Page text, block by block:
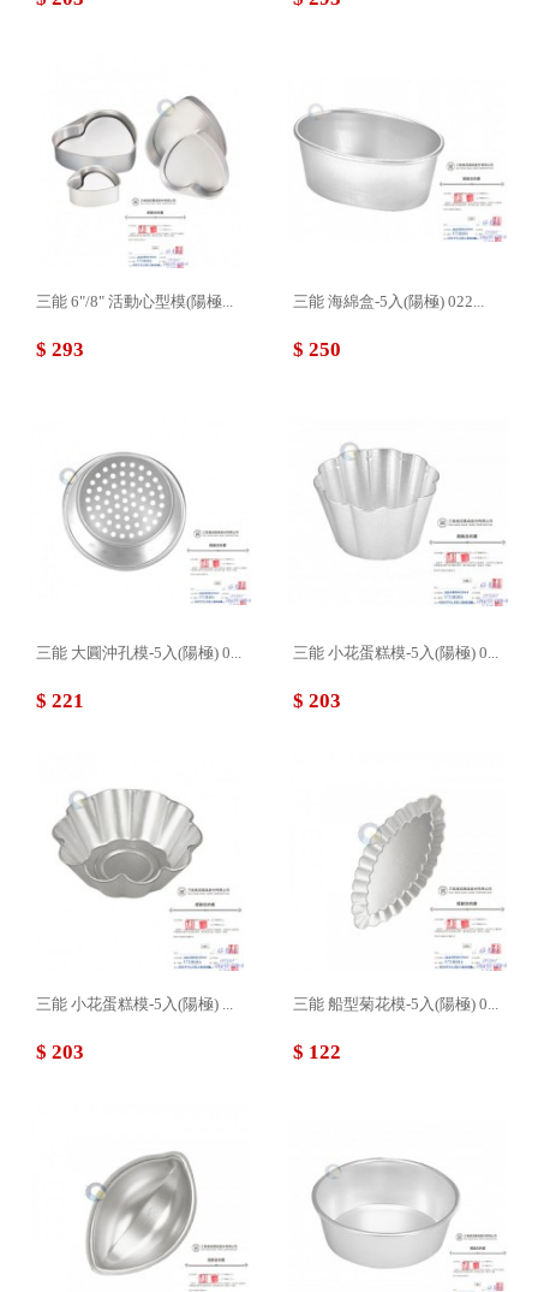
三能 6"/8" 活動心型模(陽極...
$ 293
三能 海綿盒-5入(陽極) 022...
$ 250
三能 大圓沖孔模-5入(陽極) 0...
$ 221
三能 小花蛋糕模-5入(陽極) 0...
$ 203
三能 小花蛋糕模-5入(陽極) ...
$ 203
三能 船型菊花模-5入(陽極) 0...
$ 122